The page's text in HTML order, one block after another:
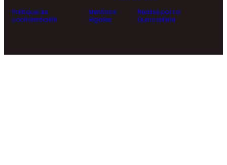
Politique de
confidentialité
Mentions
légales
Réalisé par La
Quincaillerie